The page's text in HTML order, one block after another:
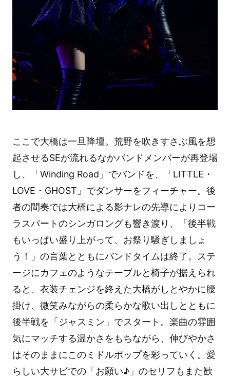
ここで大橋は一旦降壇。荒野を吹きすさぶ風を想
起させるSEが流れるなかバンドメンバーが再登場
し、「Winding Road」でバンドを、「LITTLE・
LOVE・GHOST」でダンサーをフィーチャー。後
者の間奏では大橋による影ナレの先導によりコー
ラスパートのシンガロングも響き渡り、「後半戦
もいっぱい盛り上がって、お祭り騒ぎしましょ
う！」の言葉とともにバンドタイムは終了。ステ
ージにカフェのようなテーブルと椅子が据えられ
ると、衣装チェンジを終えた大橋がしとやかに腰
掛け、微笑みながらの柔らかな歌い出しとともに
後半戦を「ジャスミン」でスタート。楽曲の雰囲
気にマッチする温かさをもちながら、伸びやかさ
はそのままにこのミドルポップを彩っていく。愛
らしい大サビでの「お願い♪」のセリフもまた歓